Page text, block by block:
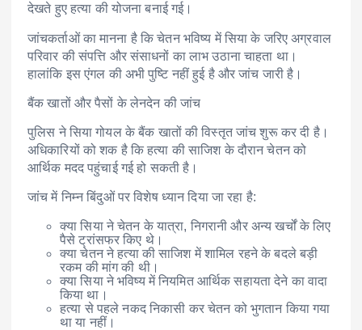
देखते हुए हत्या की योजना बनाई गई।
जांचकर्ताओं का मानना है कि चेतन भविष्य में सिया के जरिए अग्रवाल
परिवार की संपत्ति और संसाधनों का लाभ उठाना चाहता था।
हालांकि इस एंगल की अभी पुष्टि नहीं हुई है और जांच जारी है।
बैंक खातों और पैसों के लेनदेन की जांच
पुलिस ने सिया गोयल के बैंक खातों की विस्तृत जांच शुरू कर दी है।
अधिकारियों को शक है कि हत्या की साजिश के दौरान चेतन को
आर्थिक मदद पहुंचाई गई हो सकती है।
जांच में निम्न बिंदुओं पर विशेष ध्यान दिया जा रहा है:
क्या सिया ने चेतन के यात्रा, निगरानी और अन्य खर्चों के लिए
पैसे ट्रांसफर किए थे।
क्या चेतन ने हत्या की साजिश में शामिल रहने के बदले बड़ी
रकम की मांग की थी।
क्या सिया ने भविष्य में नियमित आर्थिक सहायता देने का वादा
किया था।
हत्या से पहले नकद निकासी कर चेतन को भुगतान किया गया
था या नहीं।